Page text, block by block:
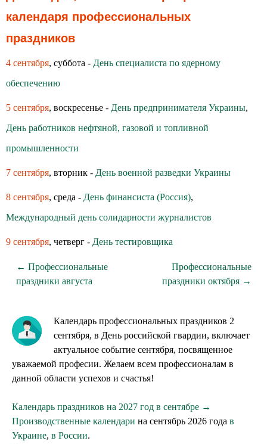
календаря профессиональных
праздников
4 сентября, суббота - День специалиста по ядерному
обеспечению
5 сентября, воскресенье - День предпринимателя Украины,
День работников нефтяной, газовой и топливной
промышленности
7 сентября, вторник - День военной разведки Украины
8 сентября, среда - День финансиста (Россия),
Международный день солидарности журналистов
9 сентября, четверг - День тестировщика
← Профессиональные
праздники августа
Профессиональные
праздники октября →
Календарь профессиональных праздников 2
сентября, в День российской гвардии, включает
актуальное событие сентября, посвященное
уважаемой професии. Желаем всем профессионалам в
данной области успехов и счастья!
Календарь праздников на 2027 год в сентябре →
Производственные календари на сентябрь 2026 года в
Украине, в России.